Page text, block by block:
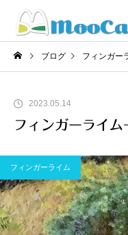
ブログ フィンガー
2023.05.14
フィンガーライ
フィンガーライム